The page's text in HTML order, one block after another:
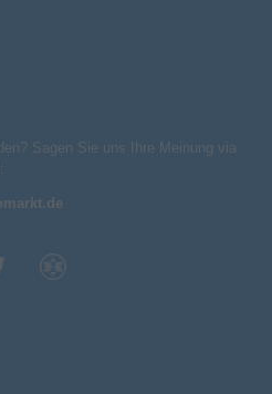
Sagen Sie uns Ihre Meinung via